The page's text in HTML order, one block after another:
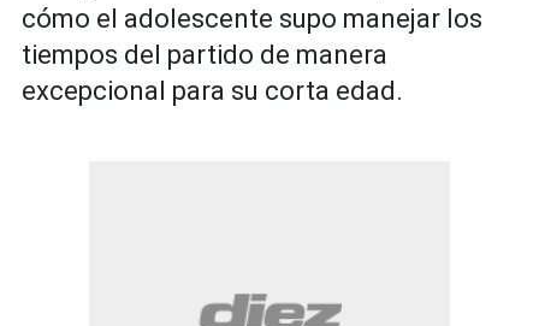
cómo el adolescente supo manejar los
tiempos del partido de manera
excepcional para su corta edad.